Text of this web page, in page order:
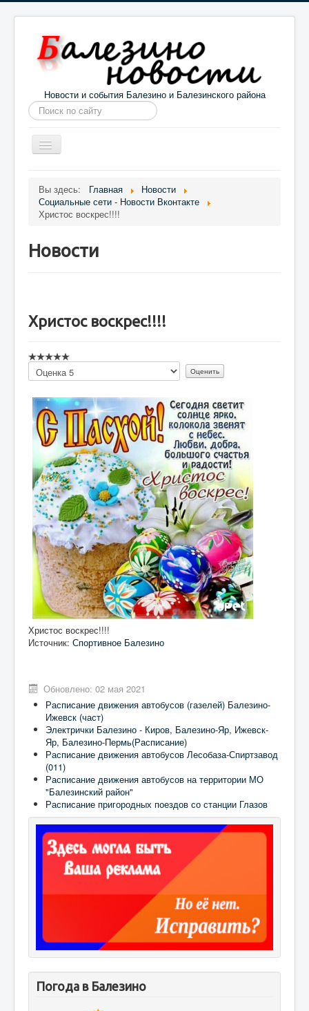
Новости и события Балезино и Балезинского района
Искать...
Toggle
Navigation
Информация Галерея О проекте
Вы здесь: Главная
Новости
Социальные сети - Новости Вконтакте
Христос воскрес!!!!
Новости
Христос воскрес!!!!
Пожалуйста,
оцените
Христос воскрес!!!!
Источник: Спортивное Балезино
Обновлено: 02 мая 2021
Расписание движения автобусов (газелей) Балезино-
Ижевск (част)
Электрички Балезино - Киров, Балезино-Яр, Ижевск-
Яр, Балезино-Пермь(Расписание)
Расписание движения автобусов Лесобаза-Спиртзавод
(011)
Расписание движения автобусов на территории МО
"Балезинский район"
Расписание пригородных поездов со станции Глазов
Погода в Балезино